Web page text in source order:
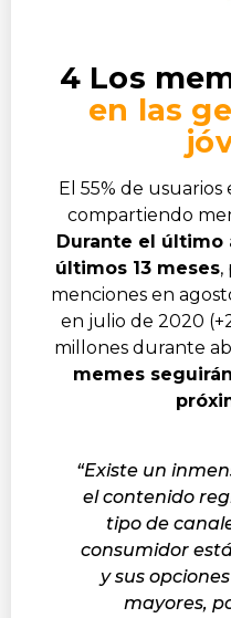
4 Los
en las
El 55% de usuarios
compartiendo
Durante el último
últimos 13 meses,
menciones en
en julio de 2020
millones durante
memes
“Existe un
el contenido
tipo de
consumidor
y sus
mayores,